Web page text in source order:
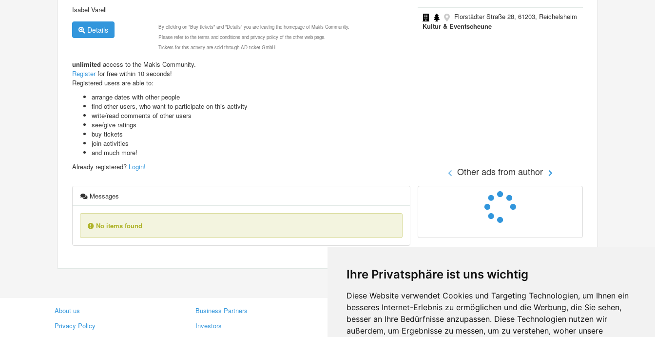
Ihre Privatsphäre ist uns wichtig
Diese Website verwendet Cookies und Targeting Technologien, um Ihnen ein
besseres Internet-Erlebnis zu ermöglichen und die Werbung, die Sie sehen,
besser an Ihre Bedürfnisse anzupassen. Diese Technologien nutzen wir
außerdem, um Ergebnisse zu messen, um zu verstehen, woher unsere
Isabel Varell
Details
By clicking on "Buy tickets" and "Details" you are leaving the homepage of Makis Community.
Please refer to the terms and conditions and privacy policy of the other web page.
Tickets for this activity are sold through AD ticket GmbH.
unlimited access to the Makis Community.
Registerfor free within 10 seconds!
Registered users are able to:
arrange dates with other people
find other users, who want to participate on this activity
write/read comments of other users
see/give ratings
buy tickets
join activities
and much more!
Already registered? Login!
Messages
No items found
Florstädter Straße 28, 61203, Reichelsheim
Kultur & Eventscheune
Other ads from author
About us
Privacy Policy
Business Partners
Investors
Contacts
Feedback
Facebook
Twitter